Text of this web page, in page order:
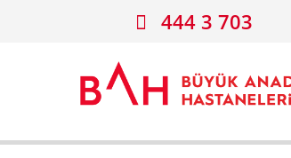
444 3 703